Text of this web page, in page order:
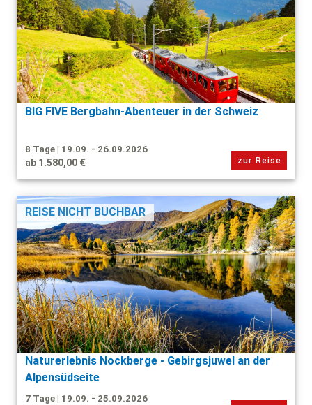
BIG FIVE Bergbahn-Abenteuer in der Schweiz
8 Tage | 19.09. - 26.09.2026
ab 1.580,00 € zur Reise
REISE NICHT BUCHBAR
Naturerlebnis Nockberge - Gebirgsjuwel an der
Alpensüdseite
7 Tage | 19.09. - 25.09.2026